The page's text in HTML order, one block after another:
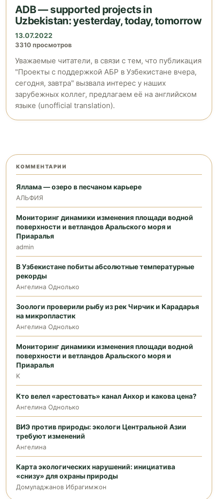
ADB — supported projects in
Uzbekistan: yesterday, today, tomorrow
13.07.2022
3310 просмотров
Уважаемые читатели, в связи с тем, что публикация
"Проекты с поддержкой АБР в Узбекистане вчера,
сегодня, завтра" вызвала интерес у наших
зарубежных коллег, предлагаем её на английском
языке (unofficial translation).
КОММЕНТАРИИ
Яллама — озеро в песчаном карьере
АЛЬФИЯ
Мониторинг динамики изменения площади водной
поверхности и ветландов Аральского моря и
Приаралья
admin
В Узбекистане побиты абсолютные температурные
рекорды
Ангелина Однолько
Зоологи проверили рыбу из рек Чирчик и Карадарья
на микропластик
Ангелина Однолько
Мониторинг динамики изменения площади водной
поверхности и ветландов Аральского моря и
Приаралья
K
Кто велел «арестовать» канал Анхор и какова цена?
Ангелина Однолько
ВИЭ против природы: экологи Центральной Азии
требуют изменений
Ангелина
Карта экологических нарушений: инициатива
«снизу» для охраны природы
Домуладжанов Ибрагимжон